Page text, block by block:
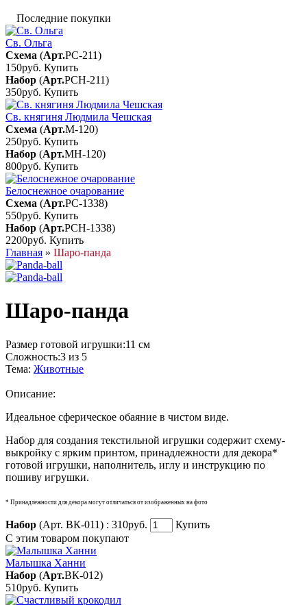
Последние покупки
Св. Ольга
Схема (Арт.РС-211)
150руб. Купить
Набор (Арт.РСН-211)
350руб. Купить
Св. княгиня Людмила Чешская
Схема (Арт.М-120)
250руб. Купить
Набор (Арт.МН-120)
800руб. Купить
Белоснежное очарование
Схема (Арт.РС-1338)
550руб. Купить
Набор (Арт.РСН-1338)
2200руб. Купить
Главная » Шаро-панда
Шаро-панда
Размер готовой игрушки:11 см
Сложность:3 из 5
Тема: Животные
Описание:
Идеальное сферическое обаяние в чистом виде.
Набор для создания текстильной игрушки содержит схему-
выкройку с ярким принтом, принадлежности для декора*
готовой игрушки, наполнитель, иглу и инструкцию по
пошиву игрушки.
* Принадлежности для декора могут отличаться от изображенных на фото
Набор (Арт. ВК-011) : 310руб.
Купить
С этим товаром покупают
Малышка Ханни
Набор (Арт.ВК-012)
510руб. Купить